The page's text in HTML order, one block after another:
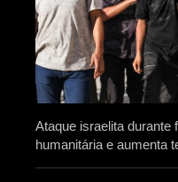
Ataque israelita
humanitária e aumenta